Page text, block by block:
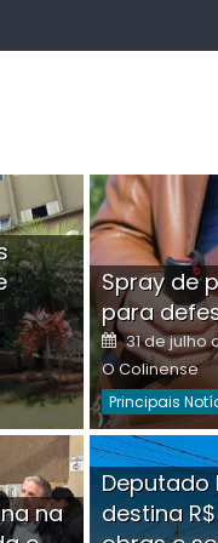
Martins
Spray de
para
Posted
on
31 de julho
O Colinense
Principais
na
Deputado
destina